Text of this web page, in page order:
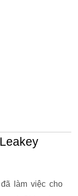
làm việc cho